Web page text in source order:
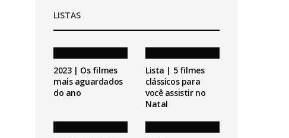
LISTAS
2023 | Os filmes
mais aguardados
do ano
Lista | 5 filmes
clássicos para
você assistir no
Natal